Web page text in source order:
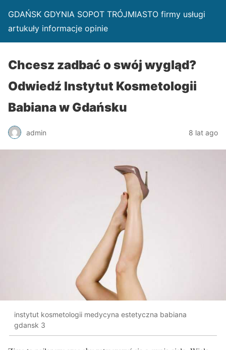
GDAŃSK GDYNIA SOPOT TRÓJMIASTO firmy usługi
artukuły informacje opinie
Chcesz zadbać o swój wygląd?
Odwiedź Instytut Kosmetologii
Babiana w Gdańsku
admin 8 lat ago
instytut kosmetologii medycyna estetyczna babiana
gdansk 3